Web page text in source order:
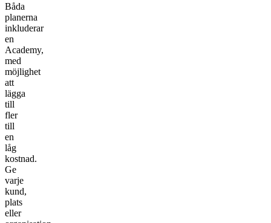
Båda
planerna
inkluderar
en
Academy,
med
möjlighet
att
lägga
till
fler
till
en
låg
kostnad.
Ge
varje
kund,
plats
eller